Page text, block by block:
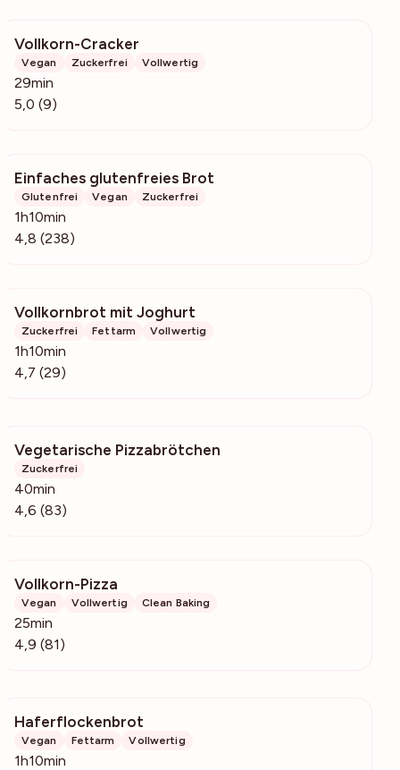
Vollkorn-Cracker
Vegan Zuckerfrei Vollwertig
29min
5,0 (9)
Einfaches glutenfreies Brot
Glutenfrei Vegan Zuckerfrei
1h10min
4,8 (238)
Vollkornbrot mit Joghurt
Zuckerfrei Fettarm Vollwertig
1h10min
4,7 (29)
Vegetarische Pizzabrötchen
Zuckerfrei
40min
4,6 (83)
Vollkorn-Pizza
Vegan Vollwertig Clean Baking
25min
4,9 (81)
Haferflockenbrot
Vegan Fettarm Vollwertig
1h10min